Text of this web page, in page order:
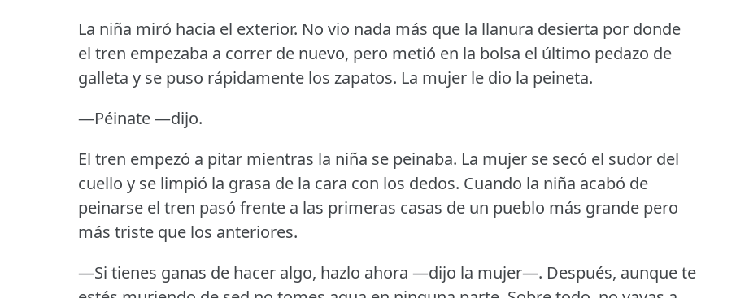
La niña miró hacia el exterior. No vio nada más que la llanura desierta por donde
el tren empezaba a correr de nuevo, pero metió en la bolsa el último pedazo de
galleta y se puso rápidamente los zapatos. La mujer le dio la peineta.
—Péinate —dijo.
El tren empezó a pitar mientras la niña se peinaba. La mujer se secó el sudor del
cuello y se limpió la grasa de la cara con los dedos. Cuando la niña acabó de
peinarse el tren pasó frente a las primeras casas de un pueblo más grande pero
más triste que los anteriores.
—Si tienes ganas de hacer algo, hazlo ahora —dijo la mujer—. Después, aunque te